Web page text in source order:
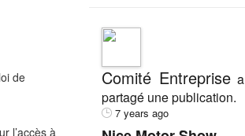
de
l’accès à
Comité Entreprisea
partagé une publication.
7 years ago